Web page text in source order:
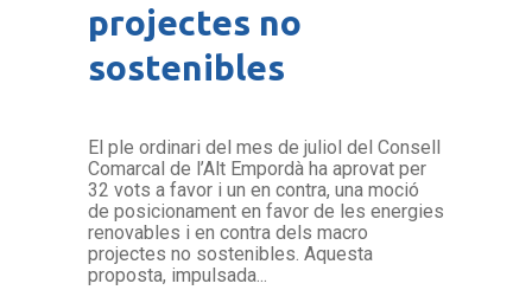
projectes no
sostenibles
El ple ordinari del mes de juliol del Consell
Comarcal de l’Alt Empordà ha aprovat per
32 vots a favor i un en contra, una moció
de posicionament en favor de les energies
renovables i en contra dels macro
projectes no sostenibles. Aquesta
proposta, impulsada...